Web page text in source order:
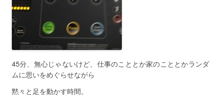
45分、無心じゃないけど、仕事のこととか家のこととかランダ
ムに思いをめぐらせながら
黙々と足を動かす時間。